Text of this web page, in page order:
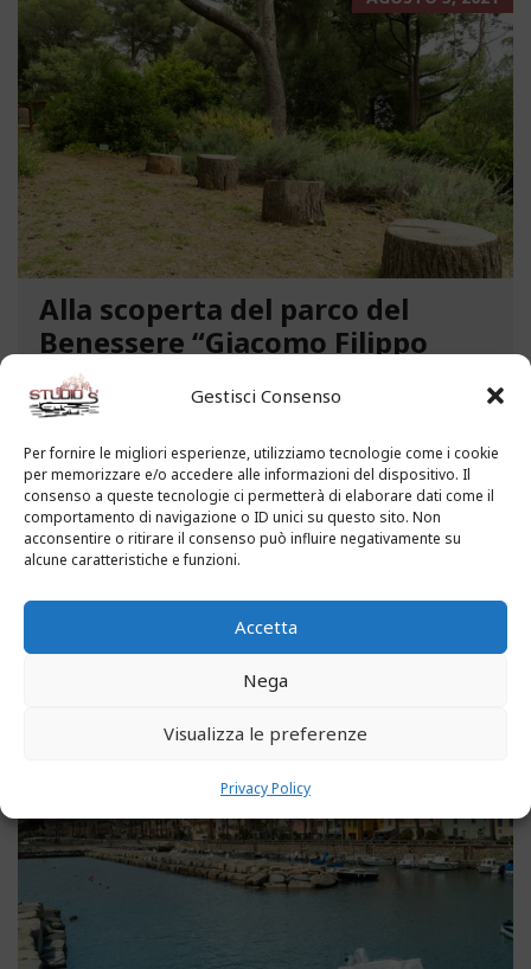
Gestisci Consenso
Per fornire le migliori esperienze, utilizziamo tecnologie come i cookie
per memorizzare e/o accedere alle informazioni del dispositivo. Il
consenso a queste tecnologie ci permetterà di elaborare dati come il
comportamento di navigazione o ID unici su questo sito. Non
acconsentire o ritirare il consenso può influire negativamente su
alcune caratteristiche e funzioni.
Accetta
Nega
Visualizza le preferenze
Privacy Policy
Alla scoperta del parco del
Benessere “Giacomo Filippo
Novaro” a Costarainera
A pochi passi dal mare, un angolo verde di
paradiso affascina i visitatori. Stiamo parlando del
Parco del Benessere “Giacomo Filippo Novaro” di
Costarainera nella Riviera dei Fiori. Un tempo
parco degli ex ospedali Novaro e...
LEGGI ALTRO...